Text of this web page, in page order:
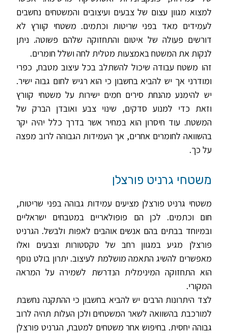
למצוא מגוון עצום של צבעים ועיצובים והמשטחים נחשבים
לעמידים מאד בפני שריטות וכתמים. משטחי קוורץ לא
דורשים פעולה של איטום והתחזוקה שלהם פשוטה. ניתן
לנקות את המשטח באמצעות מטלית לחה ושלל חומרים.
זהו משטח עבודה שיכול להשתלב בכל עיצוב מטבח, כפרי
ומודרני אך יש להביא בחשבון כי הוא רגיש לחום גבוה ישיר.
יש להימנע מהנחת סירים חמים ישירות על משטחי קוורץ
וזאת כדי למנוע סדקים, שינוי צבע ואובדן הברק של
המשטח. עוד חיסרון הוא במחיר אשר בדרך כלל יהיה יקר
בהשוואה לחומרים אחרים, אך העמידות הגבוהה לרוב מפצה
על כך.
משטחי גרניט פורצלן
משטחי גרניט פורצלן מציעים עמידות גבוהה בפני שריטות,
חום וכתמים. לכן הם פופולאריים במטבחים ישראליים
ובמיוחד בבתים בהם אנשים אוהבים לאפות ולבשל. הגרניט
פורצלן מגיע במגוון רחב של טקסטורות וצבעים ואלו
מאפשרים להשיג התאמה מושלמת לעיצוב. יתרון בולט נוסף
הוא התחזוקה המינימלית הנדרשת לשמירה על המראה
המקורי.
לצד היתרונות הרבים יש להביא בחשבון כי ההתקנה נחשבת
למורכבת בהשוואה לשאר המשטחים ולכן העלות תהיה לרוב
גבוהה יחסית. בחיפוש אחר משטחים למטבח, הגרניט פורצלן